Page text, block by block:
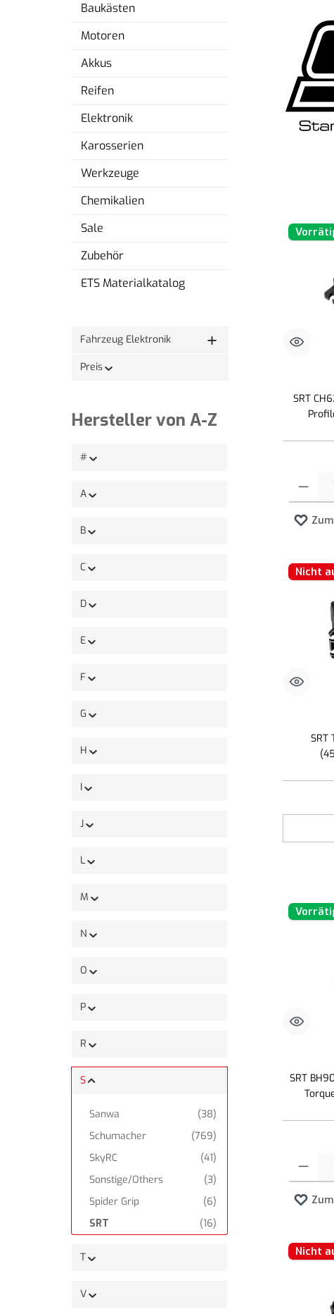
Baukästen
Motoren
Akkus
Reifen
Elektronik
Karosserien
Werkzeuge
Chemikalien
Sale
Zubehör
ETS Materialkatalog
Fahrzeug Elektronik
Preis
Hersteller von A-Z
#
A
B
C
D
E
F
G
H
I
J
L
M
N
O
P
R
S
(38)
Sanwa
(769)
Schumacher
(41)
SkyRC
(3)
Sonstige/Others
(6)
Spider Grip
(16)
SRT
T
V
SRT
Produkt
Nicht
SRT
SRT
Produkt
Nicht